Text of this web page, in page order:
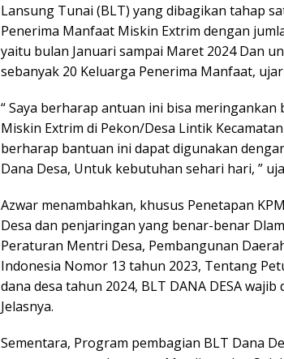
Lansung Tunai (BLT) yang dibagikan tahap
Penerima Manfaat Miskin Extrim dengan
yaitu bulan Januari sampai Maret 2024 Dan
sebanyak 20 Keluarga Penerima Manfaat,
“ Saya berharap antuan ini bisa
Miskin Extrim di Pekon/Desa Lintik
berharap bantuan ini dapat digunakan
Dana Desa, Untuk kebutuhan sehari hari, ”
Azwar menambahkan, khusus Penetapan
Desa dan penjaringan yang benar-benar
Peraturan Mentri Desa, Pembangunan
Indonesia Nomor 13 tahun 2023, Tentang
dana desa tahun 2024, BLT DANA DESA
Jelasnya.
Sementara, Program pembagian BLT Dana